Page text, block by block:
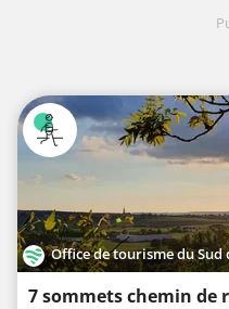
Office de tourisme du
7 sommets chemin de